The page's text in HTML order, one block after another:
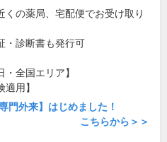
くの薬局、宅配便でお受け取り
・診断書も発行可
・全国エリア】
適用】
門外来】はじめました！
こちらから＞＞